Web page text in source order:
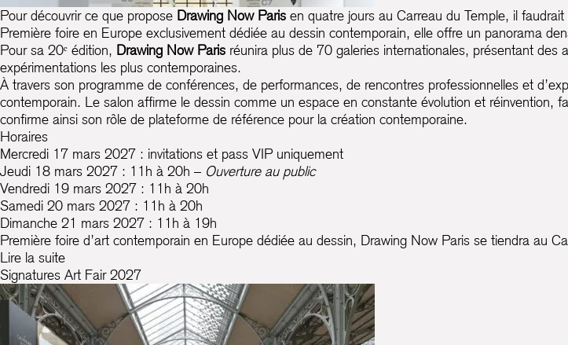
Pour découvrir ce que propose Drawing Now Paris en quatre jours au Carreau du Temple, il
Première foire en Europe exclusivement dédiée au dessin contemporain, elle offre un panorama
Pour sa 20ᵉ édition, Drawing Now Paris réunira plus de 70 galeries internationales, présentant des
expérimentations les plus contemporaines.
À travers son programme de conférences, de performances, de rencontres professionnelles et
contemporain. Le salon affirme le dessin comme un espace en constante évolution et réinvention,
confirme ainsi son rôle de plateforme de référence pour la création contemporaine.
Horaires
Mercredi 17 mars 2027 : invitations et pass VIP uniquement
Jeudi 18 mars 2027 : 11h à 20h – Ouverture au public
Vendredi 19 mars 2027 : 11h à 20h
Samedi 20 mars 2027 : 11h à 20h
Dimanche 21 mars 2027 : 11h à 19h
Première foire d’art contemporain en Europe dédiée au dessin, Drawing Now Paris se tiendra au
Lire la suite
Signatures Art Fair 2027